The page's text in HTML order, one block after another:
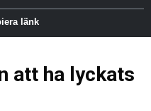
länk
att ha lyckats